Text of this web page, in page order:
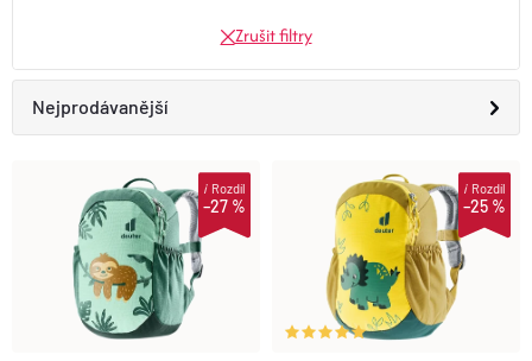
Zrušit filtry
Ř
Nejprodávanější
Nejlevnější
Nejdražší
Abecedně
–27 %
iRozdíl
–25 %
iRozdíl